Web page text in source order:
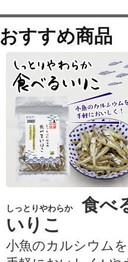
おすすめ商品
しっとりやわらか
食べ
いりこ
小魚のカルシウムを